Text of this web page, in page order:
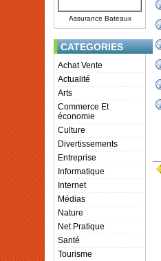
Assurance Bateaux
CATEGORIES
Achat Vente
Actualité
Arts
Commerce Et
économie
Culture
Divertissements
Entreprise
Informatique
Internet
Médias
Nature
Net Pratique
Santé
Tourisme